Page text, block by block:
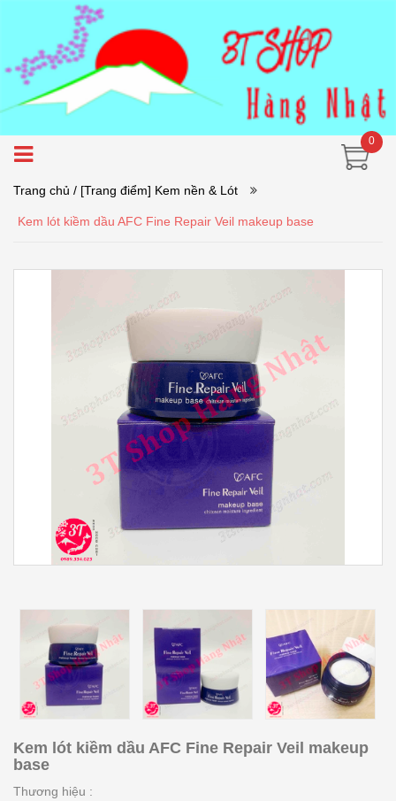
0
Trang chủ / [Trang điểm] Kem nền & Lót
Kem lót kiềm dầu AFC Fine Repair Veil makeup base
Kem lót kiềm dầu AFC Fine Repair Veil makeup
base
Thương hiệu :